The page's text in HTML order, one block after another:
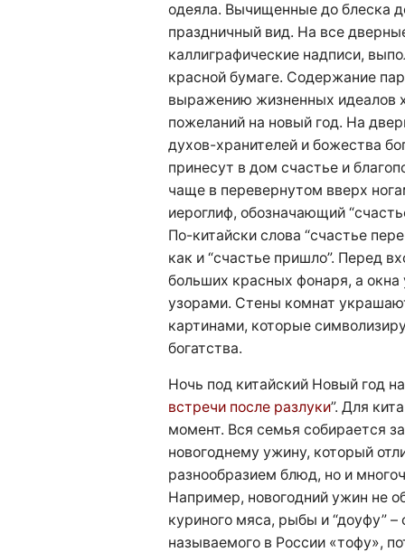
одеяла. Вычищенные до блеска
праздничный вид. На все
каллиграфические надписи,
красной бумаге. Содержание
выражению жизненных идеалов
пожеланий на новый год. На
духов-хранителей и божества
принесут в дом счастье и
чаще в перевернутом вверх
иероглиф, обозначающий
По-китайски слова “счастье
как и “счастье пришло”. Перед
больших красных фонаря, а
узорами. Стены комнат
картинами, которые
богатства.
Ночь под китайский Новый год
встречи после разлуки”. Для
момент. Вся семья собирается
новогоднему ужину, который
разнообразием блюд, но и
Например, новогодний ужин не
куриного мяса, рыбы и “доуфу” –
называемого в России «тофу»,